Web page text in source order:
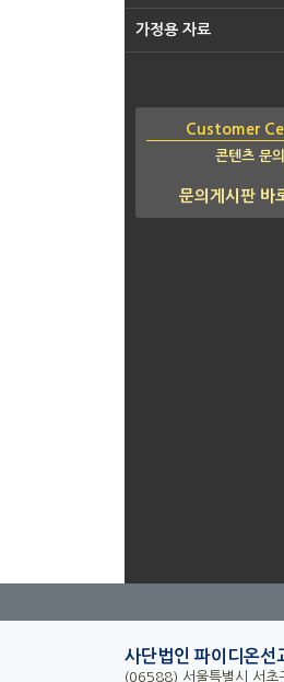
가정용 자료
Customer
콘텐츠 문의
문의게시판 바
사단법인 파이디온선
(06588) 서울특별시 서